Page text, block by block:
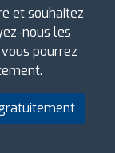
et souhaitez
nous les
pourrez